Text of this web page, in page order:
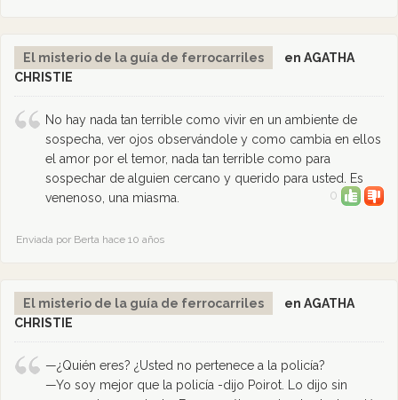
El misterio de la guía de ferrocarriles
en AGATHA
CHRISTIE
No hay nada tan terrible como vivir en un ambiente de
sospecha, ver ojos observándole y como cambia en ellos
el amor por el temor, nada tan terrible como para
sospechar de alguien cercano y querido para usted. Es
venenoso, una miasma.
0
Enviada por Berta hace 10 años
El misterio de la guía de ferrocarriles
en AGATHA
CHRISTIE
—¿Quién eres? ¿Usted no pertenece a la policía?
—Yo soy mejor que la policía -dijo Poirot. Lo dijo sin